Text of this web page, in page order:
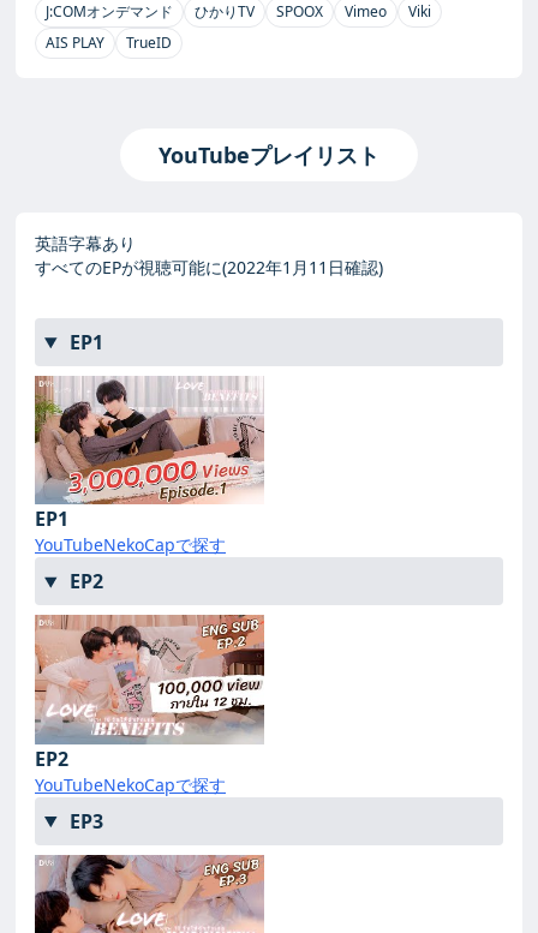
J:COMオンデマンド
ひかりTV SPOOX Vimeo
Viki
AIS PLAY
TrueID
YouTubeプレイリスト
英語字幕あり
すべてのEPが視聴可能に(2022年1月11日確認)
EP1
EP1
YouTubeNekoCapで探す
EP2
EP2
YouTubeNekoCapで探す
EP3